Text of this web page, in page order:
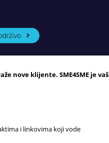
nove klijente. SME4SME je vaš
i linkovima koji vode